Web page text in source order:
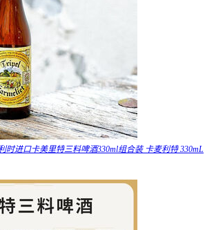
时进口卡美里特三料啤酒330ml组合装 卡麦利特 330mL